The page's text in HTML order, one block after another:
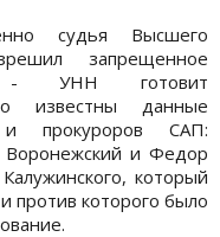
судья Высшего
запрещенное
- УНН готовит
известны данные
прокуроров САП:
Воронежский и Федор
который
против которого было